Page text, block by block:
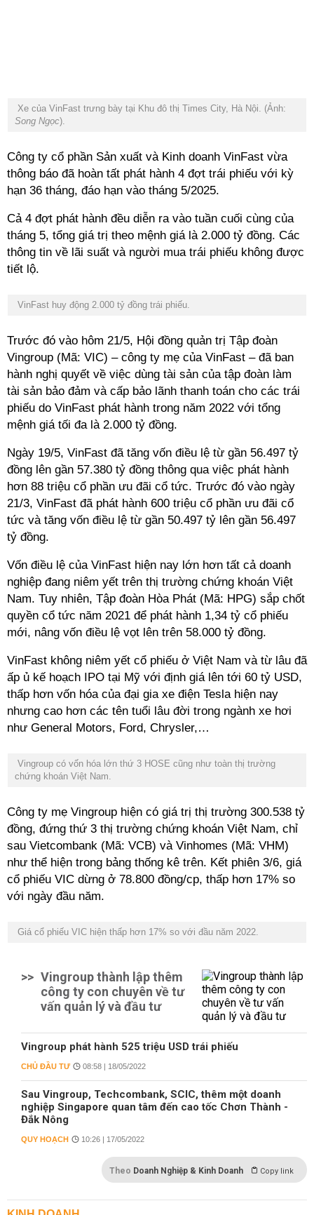
Xe của VinFast trưng bày tại Khu đô thị Times City, Hà Nội. (Ảnh:
Song Ngọc).
Công ty cổ phần Sản xuất và Kinh doanh VinFast vừa
thông báo đã hoàn tất phát hành 4 đợt trái phiếu với kỳ
hạn 36 tháng, đáo hạn vào tháng 5/2025.
Cả 4 đợt phát hành đều diễn ra vào tuần cuối cùng của
tháng 5, tổng giá trị theo mệnh giá là 2.000 tỷ đồng. Các
thông tin về lãi suất và người mua trái phiếu không được
tiết lộ.
VinFast huy động 2.000 tỷ đồng trái phiếu.
Trước đó vào hôm 21/5, Hội đồng quản trị Tập đoàn
Vingroup (Mã: VIC) – công ty mẹ của VinFast – đã ban
hành nghị quyết về việc dùng tài sản của tập đoàn làm
tài sản bảo đảm và cấp bảo lãnh thanh toán cho các trái
phiếu do VinFast phát hành trong năm 2022 với tổng
mệnh giá tối đa là 2.000 tỷ đồng.
Ngày 19/5, VinFast đã tăng vốn điều lệ từ gần 56.497 tỷ
đồng lên gần 57.380 tỷ đồng thông qua việc phát hành
hơn 88 triệu cổ phần ưu đãi cổ tức. Trước đó vào ngày
21/3, VinFast đã phát hành 600 triệu cổ phần ưu đãi cổ
tức và tăng vốn điều lệ từ gần 50.497 tỷ lên gần 56.497
tỷ đồng.
Vốn điều lệ của VinFast hiện nay lớn hơn tất cả doanh
nghiệp đang niêm yết trên thị trường chứng khoán Việt
Nam. Tuy nhiên, Tập đoàn Hòa Phát (Mã: HPG) sắp chốt
quyền cổ tức năm 2021 để phát hành 1,34 tỷ cổ phiếu
mới, nâng vốn điều lệ vọt lên trên 58.000 tỷ đồng.
VinFast không niêm yết cổ phiếu ở Việt Nam và từ lâu đã
ấp ủ kế hoạch IPO tại Mỹ với định giá lên tới 60 tỷ USD,
thấp hơn vốn hóa của đại gia xe điện Tesla hiện nay
nhưng cao hơn các tên tuổi lâu đời trong ngành xe hơi
như General Motors, Ford, Chrysler,…
Vingroup có vốn hóa lớn thứ 3 HOSE cũng như toàn thị trường
chứng khoán Việt Nam.
Công ty mẹ Vingroup hiện có giá trị thị trường 300.538 tỷ
đồng, đứng thứ 3 thị trường chứng khoán Việt Nam, chỉ
sau Vietcombank (Mã: VCB) và Vinhomes (Mã: VHM)
như thể hiện trong bảng thống kê trên. Kết phiên 3/6, giá
cổ phiếu VIC dừng ở 78.800 đồng/cp, thấp hơn 17% so
với ngày đầu năm.
Giá cổ phiếu VIC hiện thấp hơn 17% so với đầu năm 2022.
>> Vingroup thành lập thêm
công ty con chuyên về tư
vấn quản lý và đầu tư
Vingroup phát hành 525 triệu USD trái phiếu
CHỦ ĐẦU TƯ 08:58 | 18/05/2022
Sau Vingroup, Techcombank, SCIC, thêm một doanh
nghiệp Singapore quan tâm đến cao tốc Chơn Thành -
Đắk Nông
QUY HOẠCH 10:26 | 17/05/2022
Theo Doanh Nghiệp & Kinh Doanh Copy link